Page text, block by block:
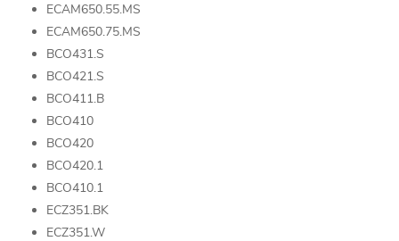
ECAM650.55.MS
ECAM650.75.MS
BCO431.S
BCO421.S
BCO411.B
BCO410
BCO420
BCO420.1
BCO410.1
ECZ351.BK
ECZ351.W